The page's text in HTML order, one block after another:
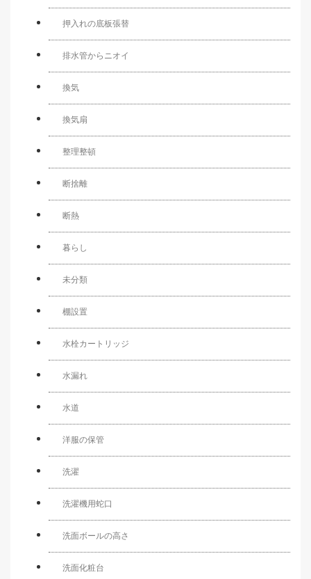
押入れの底板張替
排水管からニオイ
換気
換気扇
整理整頓
断捨離
断熱
暮らし
未分類
棚設置
水栓カートリッジ
水漏れ
水道
洋服の保管
洗濯
洗濯機用蛇口
洗面ボールの高さ
洗面化粧台